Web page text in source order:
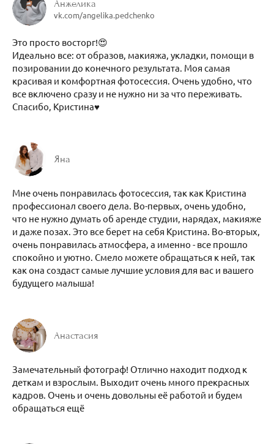
Анжелика
vk.com/angelika.pedchenko
Это просто восторг!😍
Идеально все: от образов, макияжа, укладки, помощи в
позировании до конечного результата. Моя самая
красивая и комфортная фотосессия. Очень удобно, что
все включено сразу и не нужно ни за что переживать.
Спасибо, Кристина♥️
Яна
Мне очень понравилась фотосессия, так как Кристина
профессионал своего дела. Во-первых, очень удобно,
что не нужно думать об аренде студии, нарядах, макияже
и даже позах. Это все берет на себя Кристина. Во-вторых,
очень понравилась атмосфера, а именно - все прошло
спокойно и уютно. Смело можете обращаться к ней, так
как она создаст самые лучшие условия для вас и вашего
будущего малыша!
Анастасия
Замечательный фотограф! Отлично находит подход к
деткам и взрослым. Выходит очень много прекрасных
кадров. Очень и очень довольны её работой и будем
обращаться ещё